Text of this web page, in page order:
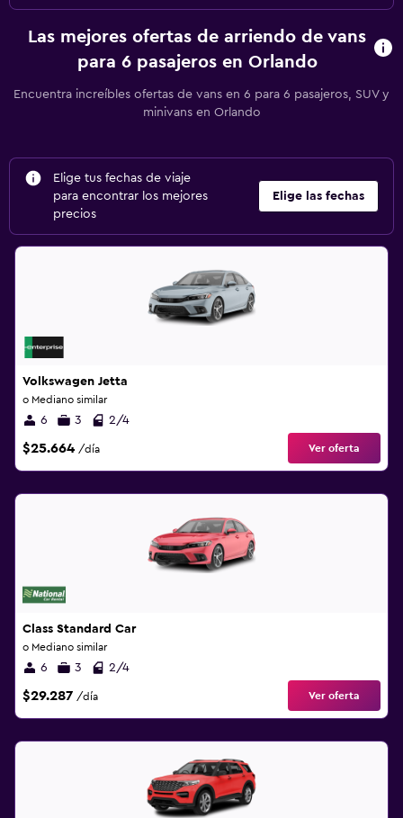
Las mejores ofertas de arriendo de vans
para 6 pasajeros en Orlando
Encuentra increíbles ofertas de vans en 6 para 6 pasajeros, SUV y
minivans en Orlando
Elige tus fechas de viaje
para encontrar los mejores
precios
Elige las fechas
Volkswagen Jetta
o Mediano similar
6 3 2/4
$25.664 /día Ver oferta
Class Standard Car
o Mediano similar
6 3 2/4
$29.287 /día Ver oferta